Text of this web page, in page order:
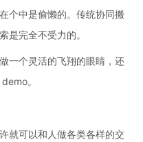
个中是偷懒的。传统协同搬
是完全不受力的。
一个灵活的飞翔的眼睛，还
。
就可以和人做各类各样的交